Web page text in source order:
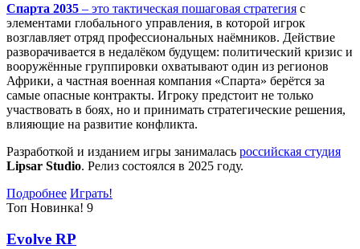
Спарта 2035 – это тактическая пошаговая стратегия с
элементами глобального управления, в которой игрок
возглавляет отряд профессиональных наёмников. Действие
разворачивается в недалёком будущем: политический кризис и
вооружённые группировки охватывают один из регионов
Африки, а частная военная компания «Спарта» берётся за
самые опасные контракты. Игроку предстоит не только
участвовать в боях, но и принимать стратегические решения,
влияющие на развитие конфликта.
Разработкой и изданием игры занималась российская студия
Lipsar Studio. Релиз состоялся в 2025 году.
Подробнее Играть!
Топ Новинка! 9
Evolve RP